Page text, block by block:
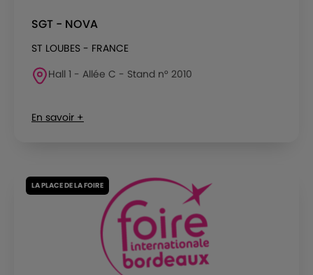
SGT - NOVA
ST LOUBES - FRANCE
Hall 1 - Allée C - Stand n° 2010
En savoir +
LA PLACE DE LA FOIRE